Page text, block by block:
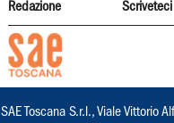
Redazione Scriveteci
SAE Toscana S.r.l., Viale Vittorio